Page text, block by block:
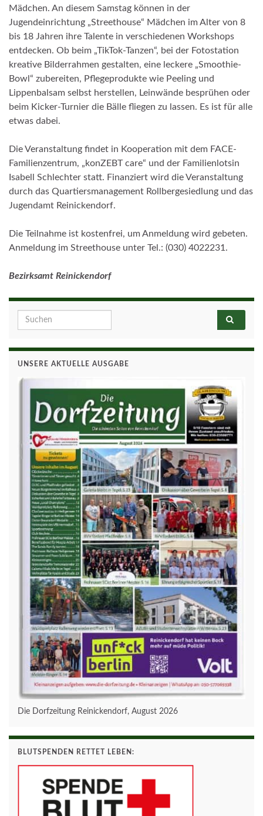
Mädchen. An diesem Samstag können in der
Jugendeinrichtung „Streethouse“ Mädchen im Alter von 8
bis 18 Jahren ihre Talente in verschiedenen Workshops
entdecken. Ob beim „TikTok-Tanzen“, bei der Fotostation
kreative Bilderrahmen gestalten, eine leckere „Smoothie-
Bowl“ zubereiten, Pflegeprodukte wie Peeling und
Lippenbalsam selbst herstellen, Leinwände besprühen oder
beim Kicker-Turnier die Bälle fliegen zu lassen. Es ist für alle
etwas dabei.
Die Veranstaltung findet in Kooperation mit dem FACE-
Familienzentrum, „konZEBT care“ und der Familienlotsin
Isabell Schlechter statt. Finanziert wird die Veranstaltung
durch das Quartiersmanagement Rollbergesiedlung und das
Jugendamt Reinickendorf.
Die Teilnahme ist kostenfrei, um Anmeldung wird gebeten.
Anmeldung im Streethouse unter Tel.: (030) 4022231.
Bezirksamt Reinickendorf
Search for:
UNSERE AKTUELLE AUSGABE
Die Dorfzeitung Reinickendorf, August 2026
BLUTSPENDEN RETTET LEBEN: